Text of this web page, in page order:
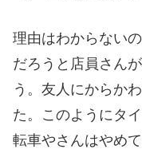
理由はわからない
だろうと店員さん
う。友人にからか
た。このようにタ
転車やさんはやめ